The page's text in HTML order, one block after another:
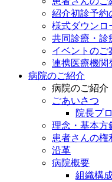
紹介初診予約
様式ダウンロ
共同診療・診
イベントのご
連携医療機関
病院のご紹介
病院のご紹介
ごあいさつ
院長プ
理念・基本方
患者さんの権
沿革
病院概要
組織構